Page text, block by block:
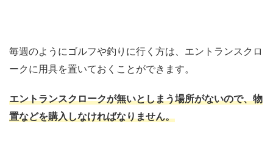
毎週のようにゴルフや釣りに行く方は、エントランスクロ
ークに用具を置いておくことができます。
エントランスクロークが無いとしまう場所がないので、物
置などを購入しなければなりません。